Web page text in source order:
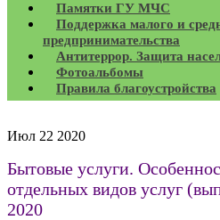
Памятки ГУ МЧС
Поддержка малого и
предпринимательства
Антитеррор. Защита
Фотоальбомы
Правила благоустройства
Июл 22 2020
Бытовые услуги.
отдельных видов услуг
2020